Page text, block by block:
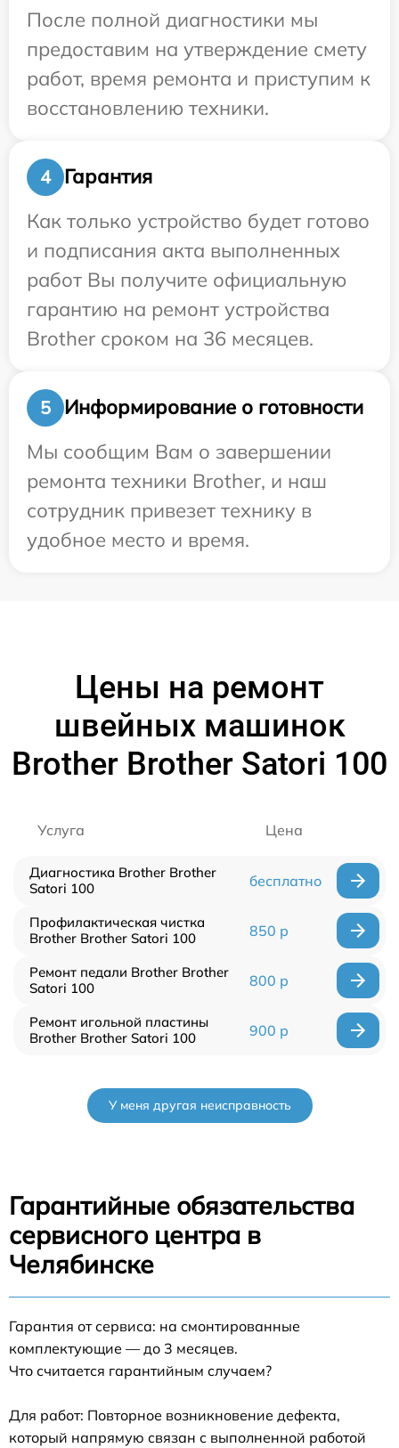
После полной диагностики мы
предоставим на утверждение смету
работ, время ремонта и приступим к
восстановлению техники.
4
Гарантия
Как только устройство будет готово
и подписания акта выполненных
работ Вы получите официальную
гарантию на ремонт устройства
Brother сроком на 36 месяцев.
5
Информирование о готовности
Мы сообщим Вам о завершении
ремонта техники Brother, и наш
сотрудник привезет технику в
удобное место и время.
Цены на ремонт
швейных машинок
Brother Brother Satori 100
Услуга Цена
Диагностика Brother Brother
Satori 100
бесплатно
Профилактическая чистка
Brother Brother Satori 100
850 р
Ремонт педали Brother Brother
Satori 100
800 р
Ремонт игольной пластины
Brother Brother Satori 100
900 р
У меня другая неисправность
Гарантийные обязательства
сервисного центра в
Челябинске
Гарантия от сервиса: на смонтированные
комплектующие — до 3 месяцев.
Что считается гарантийным случаем?
Для работ: Повторное возникновение дефекта,
который напрямую связан с выполненной работой